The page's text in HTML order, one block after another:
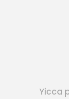
Yicca